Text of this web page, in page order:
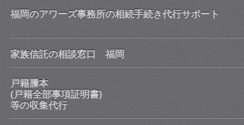
福岡のアワーズ事務所の相続手続き代行サポート
家族信託の相談窓口 福岡
戸籍謄本
(戸籍全部事項証明書)
等の収集代行